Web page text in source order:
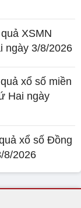
XSMN
ngày 3/8/2026
xổ số miền
Hai ngày
xổ số Đồng
8/2026